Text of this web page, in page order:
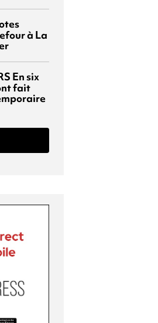
à La
En six
fait